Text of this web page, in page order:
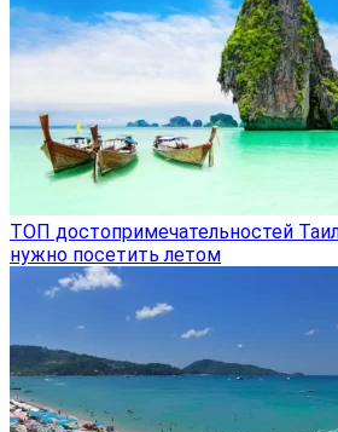
ТОП достопримечательностей
нужно посетить летом